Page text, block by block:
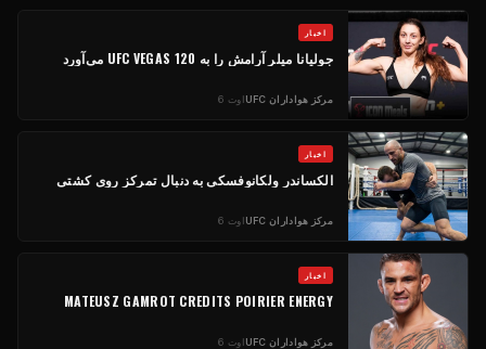
اخبار
جولیانا میلر آرامش را به UFC VEGAS 120 می‌آورد
مرکز هواداران UFC اوت 6
اخبار
الکساندر ولکانوفسکی به دنبال تمرکز روی کشتی
مرکز هواداران UFC اوت 6
اخبار
MATEUSZ GAMROT CREDITS POIRIER ENERGY
مرکز هواداران UFC اوت 6